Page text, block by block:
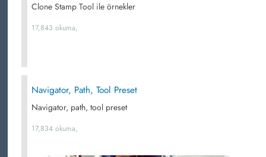
Clone Stamp Tool ile örnekler
17,843 okuma,
Navigator, Path, Tool Preset
Navigator, path, tool preset
17,834 okuma,